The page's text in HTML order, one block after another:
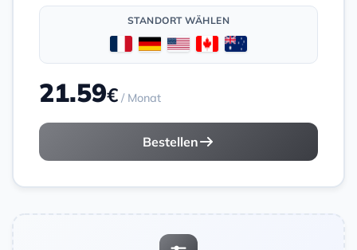
STANDORT WÄHLEN
21.59€ / Monat
Bestellen